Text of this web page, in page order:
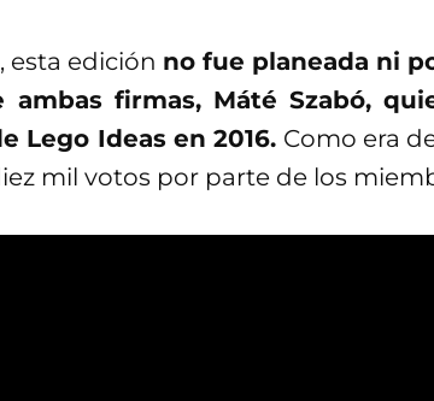
esta edición no fue planeada ni
firmas, Máté Szabó,
Lego Ideas en 2016. Como era
mil votos por parte de los